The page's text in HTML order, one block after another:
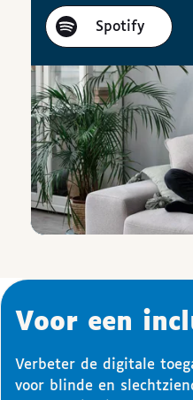
Spotify
Voor een
Verbeter de digitale
voor blinde en